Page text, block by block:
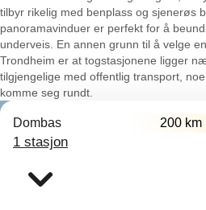
tilbyr rikelig med benplass og sjenerøs
panoramavinduer er perfekt for å
underveis. En annen grunn til å velge
Trondheim er at togstasjonene ligger
tilgjengelige med offentlig transport,
komme seg rundt.
Dombas 200 km
1 stasjon